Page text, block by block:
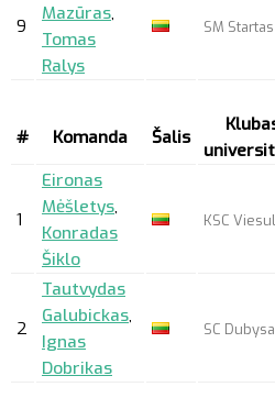
9
Mazūras,
Tomas
Ralys
SM Startas
# Komanda Šalis
1
Eironas
Mėšletys,
Konradas
Šiklo
KSC
2
Tautvydas
Galubickas,
Ignas
Dobrikas
SC Dubysa